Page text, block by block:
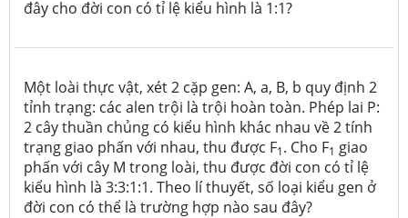
đây cho đời con có tỉ lệ kiểu hình là 1:1?
Một loài thực vật, xét 2 cặp gen: A, a, B, b quy định 2
tỉnh trạng: các alen trội là trội hoàn toàn. Phép lai P:
2 cây thuần chủng có kiểu hình khác nhau về 2 tính
trạng giao phấn với nhau, thu được F1. Cho F1 giao
phấn với cây M trong loài, thu được đời con có tỉ lệ
kiểu hình là 3:3:1:1. Theo lí thuyết, số loại kiểu gen ở
đời con có thể là trường hợp nào sau đây?